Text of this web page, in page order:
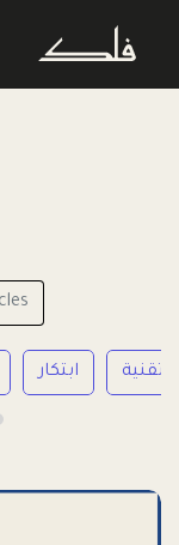
تقنية ابتكار